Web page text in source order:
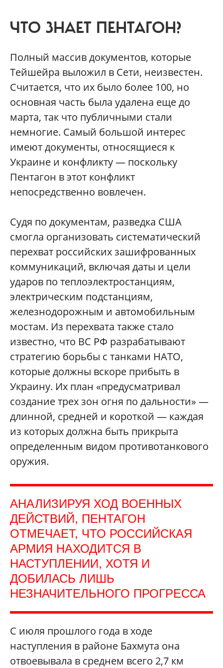
ЧТО ЗНАЕТ ПЕНТАГОН?
Полный массив документов, которые
Тейшейра выложил в Сети, неизвестен.
Считается, что их было более 100, но
основная часть была удалена еще до
марта, так что публичными стали
немногие. Самый большой интерес
имеют документы, относящиеся к
Украине и конфликту — поскольку
Пентагон в этот конфликт
непосредственно вовлечен.
Судя по документам, разведка США
смогла организовать систематический
перехват российских зашифрованных
коммуникаций, включая даты и цели
ударов по теплоэлектростанциям,
электрическим подстанциям,
железнодорожным и автомобильным
мостам. Из перехвата также стало
известно, что ВС РФ разрабатывают
стратегию борьбы с танками НАТО,
которые должны вскоре прибыть в
Украину. Их план «предусматривал
создание трех зон огня по дальности» —
длинной, средней и короткой — каждая
из которых должна быть прикрыта
определенным видом противотанкового
оружия.
АНАЛИЗИРУЯ ХОД ВОЕННЫХ
ДЕЙСТВИЙ, ПЕНТАГОН
ОТМЕЧАЕТ, ЧТО РОССИЙСКАЯ
АРМИЯ НАХОДИТСЯ В
НАСТУПЛЕНИИ, ХОТЯ И
ДОБИЛАСЬ ЛИШЬ
НЕЗНАЧИТЕЛЬНОГО ПРОГРЕССА
С июля прошлого года в ходе
наступления в районе Бахмута она
отвоевывала в среднем всего 2,7 км